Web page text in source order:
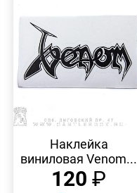
ПРОСМОТР
Наклейка
виниловая Venom...
120 ₽